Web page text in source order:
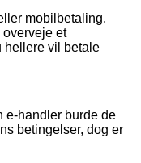
mobilbetaling.
et
hellere vil betale
e-handler burde de
betingelser, dog er